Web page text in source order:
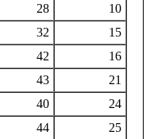
28
10
32
15
42
16
43
21
40
24
44
25